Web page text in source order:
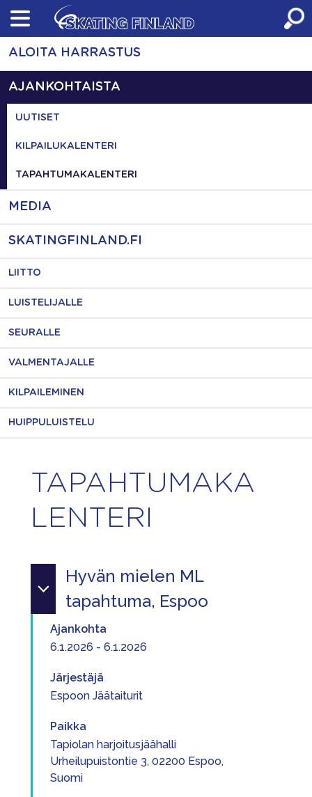
Skip
content
ALOITA HARRASTUS
AJANKOHTAISTA
UUTISET
KILPAILUKALENTERI
TAPAHTUMAKALENTERI
MEDIA
SKATINGFINLAND.FI
LIITTO
LUISTELIJALLE
SEURALLE
VALMENTAJALLE
KILPAILEMINEN
HUIPPULUISTELU
TAPAHTUMAKA
LENTERI
Hyvän mielen ML
tapahtuma, Espoo
Ajankohta
6.1.2026 - 6.1.2026
Järjestäjä
Espoon Jäätaiturit
Paikka
Tapiolan harjoitusjäähalli
Urheilupuistontie 3, 02200 Espoo,
Suomi